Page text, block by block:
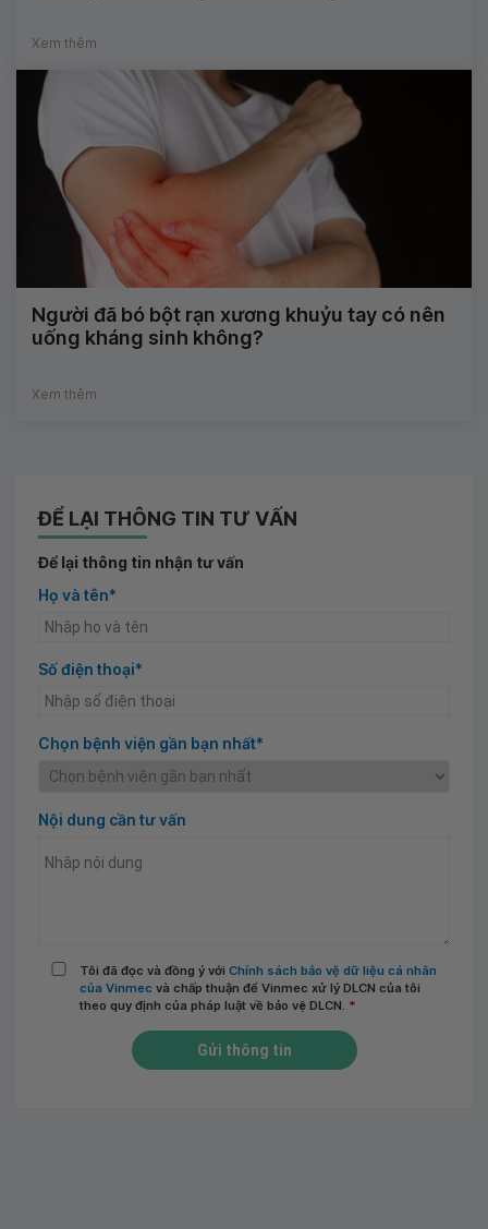
Xem thêm
Người đã bó bột rạn xương khuỷu tay có nên
uống kháng sinh không?
Xem thêm
ĐỂ LẠI THÔNG TIN TƯ VẤN
Để lại thông tin nhận tư vấn
Họ và tên*
Số điện thoại*
Chọn bệnh viện gần bạn nhất*
Nội dung cần tư vấn
Tôi đã đọc và đồng ý với Chính sách bảo vệ dữ liệu cá nhân
của Vinmec và chấp thuận để Vinmec xử lý DLCN của tôi
theo quy định của pháp luật về bảo vệ DLCN. *
Gửi thông tin